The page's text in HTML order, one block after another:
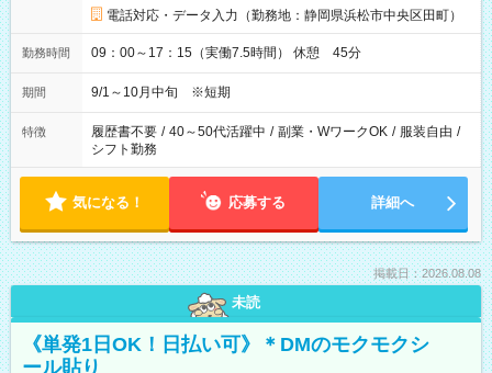
電話対応・データ入力（勤務地：静岡県浜松市中央区田町）
勤務時間 09：00～17：15（実働7.5時間） 休憩 45分
期間 9/1～10月中旬 ※短期
特徴 履歴書不要 / 40～50代活躍中 / 副業・WワークOK / 服装自由 /
シフト勤務
気になる！ 応募する 詳細へ
掲載日：2026.08.08
未読
《単発1日OK！日払い可》＊DMのモクモクシ
ール貼り